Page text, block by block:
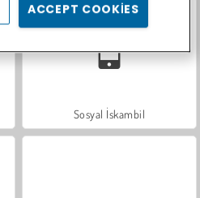
Sosyal İskambil
ACCEPT COOKIES